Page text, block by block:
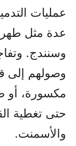
عمليات
عدة مثل
وسنندج.
وصولهم إلى
مكسورة، أو
حتى تغطية
والأسمنت.